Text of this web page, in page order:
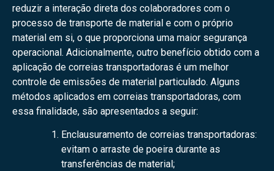
reduzir a interação direta dos colaboradores com o
processo de transporte de material e com o próprio
material em si, o que proporciona uma maior segurança
operacional. Adicionalmente, outro benefício obtido com a
aplicação de correias transportadoras é um melhor
controle de emissões de material particulado. Alguns
métodos aplicados em correias transportadoras, com
essa finalidade, são apresentados a seguir:
Enclausuramento de correias transportadoras:
evitam o arraste de poeira durante as
transferências de material;